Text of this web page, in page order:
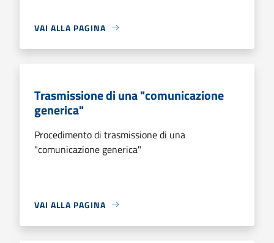
VAI ALLA PAGINA
Trasmissione di una "comunicazione
generica"
Procedimento di trasmissione di una
"comunicazione generica"
VAI ALLA PAGINA